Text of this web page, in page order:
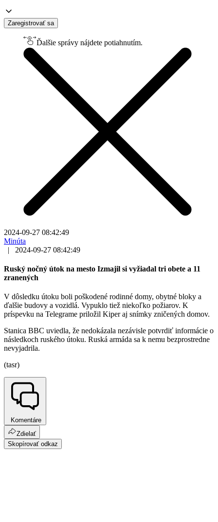
Zaregistrovať sa
Ďalšie správy nájdete potiahnutím.
2024-09-27 08:42:49
Minúta
|
2024-09-27 08:42:49
Ruský nočný útok na mesto Izmajil si vyžiadal tri obete a 11
zranených
V dôsledku útoku boli poškodené rodinné domy, obytné bloky a
ďalšie budovy a vozidlá. Vypuklo tiež niekoľko požiarov. K
príspevku na Telegrame priložil Kiper aj snímky zničených domov.
Stanica BBC uviedla, že nedokázala nezávisle potvrdiť informácie o
následkoch ruského útoku. Ruská armáda sa k nemu bezprostredne
nevyjadrila.
(tasr)
Komentáre
Zdielať
Skopírovať odkaz